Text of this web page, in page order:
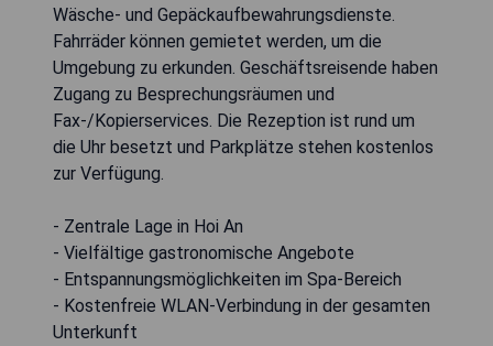
Wäsche- und Gepäckaufbewahrungsdienste.
Fahrräder können gemietet werden, um die
Umgebung zu erkunden. Geschäftsreisende haben
Zugang zu Besprechungsräumen und
Fax-/Kopierservices. Die Rezeption ist rund um
die Uhr besetzt und Parkplätze stehen kostenlos
zur Verfügung.
- Zentrale Lage in Hoi An
- Vielfältige gastronomische Angebote
- Entspannungsmöglichkeiten im Spa-Bereich
- Kostenfreie WLAN-Verbindung in der gesamten
Unterkunft